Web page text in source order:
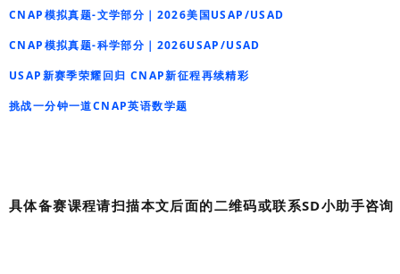
CNAP模拟真题-文学部分｜2026美国USAP/USAD
CNAP模拟真题-科学部分｜2026USAP/USAD
USAP新赛季荣耀回归 CNAP新征程再续精彩
挑战一分钟一道CNAP英语数学题
具体备赛课程请扫描本文后面的二维码或联系SD小助手咨询